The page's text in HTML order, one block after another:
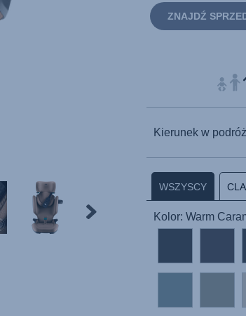
ZNAJDŹ
Kierunek w
WSZYSCY
Kolor: Warm